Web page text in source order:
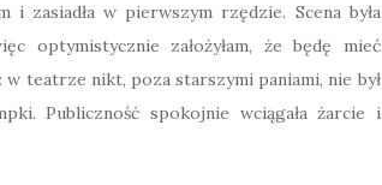
i zasiadła w pierwszym rzędzie. Scena była
optymistycznie założyłam, że będę mieć
teatrze nikt, poza starszymi paniami, nie był
Publiczność spokojnie wciągała żarcie i